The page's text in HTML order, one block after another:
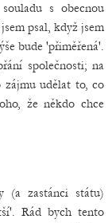
s obecnou
psal, když jsem
bude 'přiměřená'.
společnosti; na
udělat to, co
že někdo chce
(a zastánci státu)
Rád bych tento